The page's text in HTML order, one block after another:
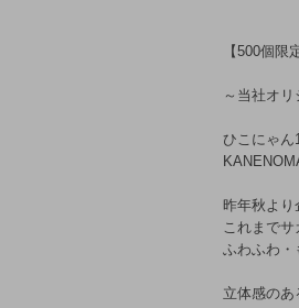
【500個
～当社オリ
ひこにゃん
昨年秋より
これまでサ
ふわふわ・
立体感のあ